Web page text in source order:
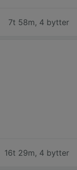
7t 58m, 4 bytter
16t 29m, 4 bytter